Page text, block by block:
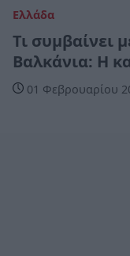
Ελλάδα
Τι συμβαίνει
Βαλκάνια: Η
01 Φεβρουαρίου